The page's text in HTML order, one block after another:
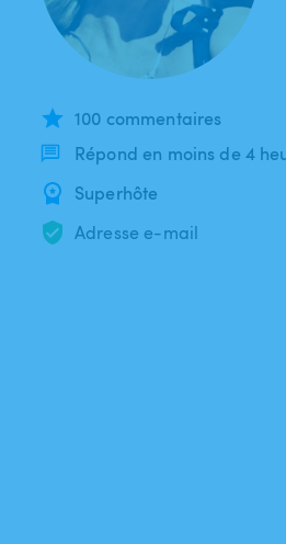
100 commentaires
Répond en moins de 4
Superhôte
Adresse e-mail